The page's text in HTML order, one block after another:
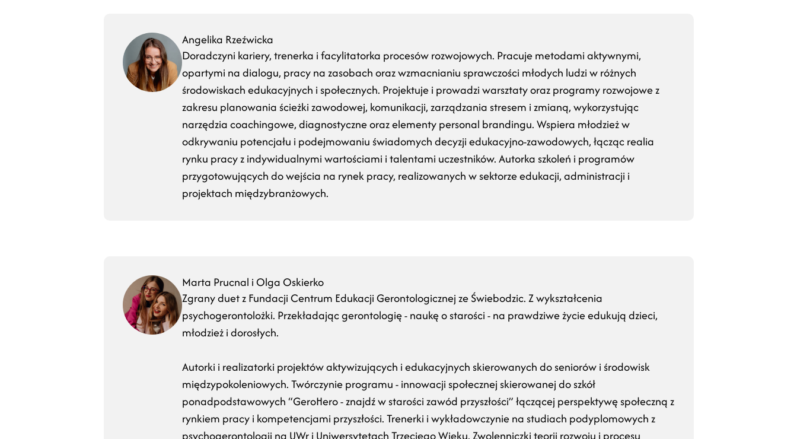
Angelika Rzeźwicka
Doradczyni kariery, trenerka i facylitatorka procesów rozwojowych. Pracuje metodami aktywnymi,
opartymi na dialogu, pracy na zasobach oraz wzmacnianiu sprawczości młodych ludzi w różnych
środowiskach edukacyjnych i społecznych. Projektuje i prowadzi warsztaty oraz programy rozwojowe z
zakresu planowania ścieżki zawodowej, komunikacji, zarządzania stresem i zmianą, wykorzystując
narzędzia coachingowe, diagnostyczne oraz elementy personal brandingu. Wspiera młodzież w
odkrywaniu potencjału i podejmowaniu świadomych decyzji edukacyjno-zawodowych, łącząc realia
rynku pracy z indywidualnymi wartościami i talentami uczestników. Autorka szkoleń i programów
przygotowujących do wejścia na rynek pracy, realizowanych w sektorze edukacji, administracji i
projektach międzybranżowych.
Marta Prucnal i Olga Oskierko
Zgrany duet z Fundacji Centrum Edukacji Gerontologicznej ze Świebodzic. Z wykształcenia
psychogerontolożki. Przekładając gerontologię - naukę o starości - na prawdziwe życie edukują dzieci,
młodzież i dorosłych.
Autorki i realizatorki projektów aktywizujących i edukacyjnych skierowanych do seniorów i środowisk
międzypokoleniowych. Twórczynie programu - innowacji społecznej skierowanej do szkół
ponadpodstawowych “GeroHero - znajdź w starości zawód przyszłości” łączącej perspektywę społeczną z
rynkiem pracy i kompetencjami przyszłości. Trenerki i wykładowczynie na studiach podyplomowych z
psychogerontologii na UWr i Uniwersytetach Trzeciego Wieku. Zwolenniczki teorii rozwoju i procesu